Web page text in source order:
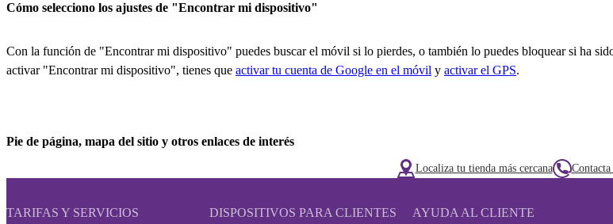
Cómo selecciono los ajustes de "Encontrar mi dispositivo"
Con la función de "Encontrar mi dispositivo" puedes buscar el móvil si lo pierdes, o también lo puedes bloquear si ha
activar "Encontrar mi dispositivo", tienes que activar tu cuenta de Google en el móvil y activar el GPS.
Pie de página, mapa del sitio y otros enlaces de interés
Localiza tu tienda más cercana
TARIFAS Y SERVICIOS
DISPOSITIVOS PARA CLIENTES AYUDA AL CLIENTE